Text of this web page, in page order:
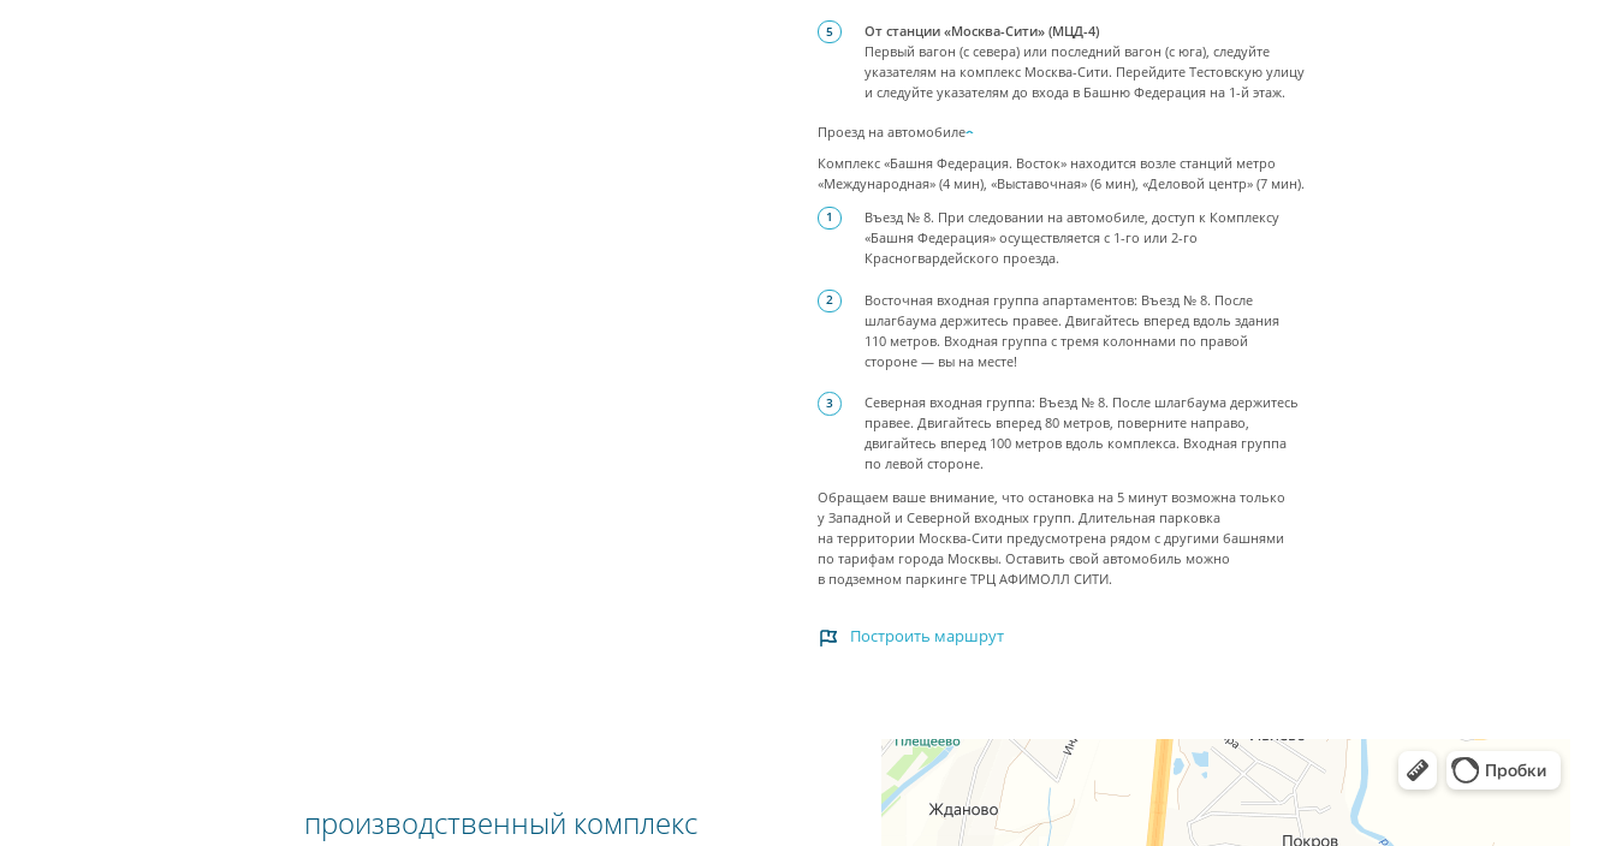
От станции «Москва-Сити» (МЦД-4)
Первый вагон (с севера) или последний вагон (с юга), следуйте
указателям на комплекс Москва-Сити. Перейдите Тестовскую улицу
и следуйте указателям до входа в Башню Федерация на 1-й этаж.
Проезд на автомобиле
Комплекс «Башня Федерация. Восток» находится возле станций метро
«Международная» (4 мин), «Выставочная» (6 мин), «Деловой центр» (7 мин).
Въезд № 8. При следовании на автомобиле, доступ к Комплексу
«Башня Федерация» осуществляется с 1-го или 2-го
Красногвардейского проезда.
Восточная входная группа апартаментов: Въезд № 8. После
шлагбаума держитесь правее. Двигайтесь вперед вдоль здания
110 метров. Входная группа с тремя колоннами по правой
стороне — вы на месте!
Северная входная группа: Въезд № 8. После шлагбаума держитесь
правее. Двигайтесь вперед 80 метров, поверните направо,
двигайтесь вперед 100 метров вдоль комплекса. Входная группа
по левой стороне.
Обращаем ваше внимание, что остановка на 5 минут возможна только
у Западной и Северной входных групп. Длительная парковка
на территории Москва-Сити предусмотрена рядом с другими башнями
по тарифам города Москвы. Оставить свой автомобиль можно
в подземном паркинге ТРЦ АФИМОЛЛ СИТИ.
Построить маршрут
производственный комплекс